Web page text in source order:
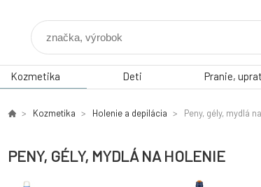
Kozmetika Deti Pranie,
Kozmetika Holenie a depilácia Peny, gély, mydlá
PENY, GÉLY, MYDLÁ NA HOLENIE